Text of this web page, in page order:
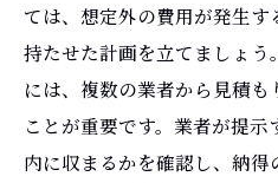
ては、想定外の費用が発生
持たせた計画を立てましょ
には、複数の業者から見積
ことが重要です。業者が提
内に収まるかを確認し、納